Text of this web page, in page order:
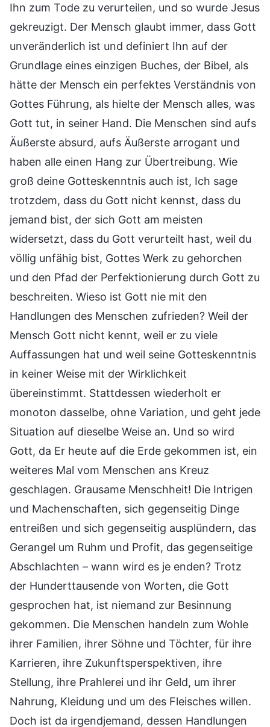
Ihn zum Tode zu verurteilen, und so wurde Jesus
gekreuzigt. Der Mensch glaubt immer, dass Gott
unveränderlich ist und definiert Ihn auf der
Grundlage eines einzigen Buches, der Bibel, als
hätte der Mensch ein perfektes Verständnis von
Gottes Führung, als hielte der Mensch alles, was
Gott tut, in seiner Hand. Die Menschen sind aufs
Äußerste absurd, aufs Äußerste arrogant und
haben alle einen Hang zur Übertreibung. Wie
groß deine Gotteskenntnis auch ist, Ich sage
trotzdem, dass du Gott nicht kennst, dass du
jemand bist, der sich Gott am meisten
widersetzt, dass du Gott verurteilt hast, weil du
völlig unfähig bist, Gottes Werk zu gehorchen
und den Pfad der Perfektionierung durch Gott zu
beschreiten. Wieso ist Gott nie mit den
Handlungen des Menschen zufrieden? Weil der
Mensch Gott nicht kennt, weil er zu viele
Auffassungen hat und weil seine Gotteskenntnis
in keiner Weise mit der Wirklichkeit
übereinstimmt. Stattdessen wiederholt er
monoton dasselbe, ohne Variation, und geht jede
Situation auf dieselbe Weise an. Und so wird
Gott, da Er heute auf die Erde gekommen ist, ein
weiteres Mal vom Menschen ans Kreuz
geschlagen. Grausame Menschheit! Die Intrigen
und Machenschaften, sich gegenseitig Dinge
entreißen und sich gegenseitig ausplündern, das
Gerangel um Ruhm und Profit, das gegenseitige
Abschlachten – wann wird es je enden? Trotz
der Hunderttausende von Worten, die Gott
gesprochen hat, ist niemand zur Besinnung
gekommen. Die Menschen handeln zum Wohle
ihrer Familien, ihrer Söhne und Töchter, für ihre
Karrieren, ihre Zukunftsperspektiven, ihre
Stellung, ihre Prahlerei und ihr Geld, um ihrer
Nahrung, Kleidung und um des Fleisches willen.
Doch ist da irgendjemand, dessen Handlungen